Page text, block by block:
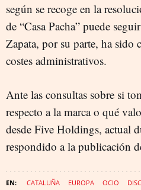
según se recoge en la
de “Casa Pacha” puede
Zapata, por su parte, ha sido
costes administrativos.
Ante las consultas sobre si
respecto a la marca o qué
desde Five Holdings, actual
respondido a la publicación
CATALUÑA EUROPA OCIO